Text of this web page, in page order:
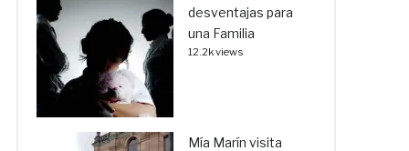
desventajas para
una Familia
12.2k views
Mía Marín visita